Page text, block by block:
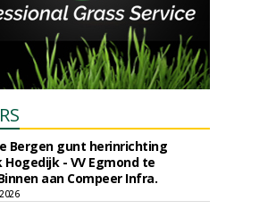
Bergen gunt herinrichting
- VV Egmond te
aan Compeer Infra.